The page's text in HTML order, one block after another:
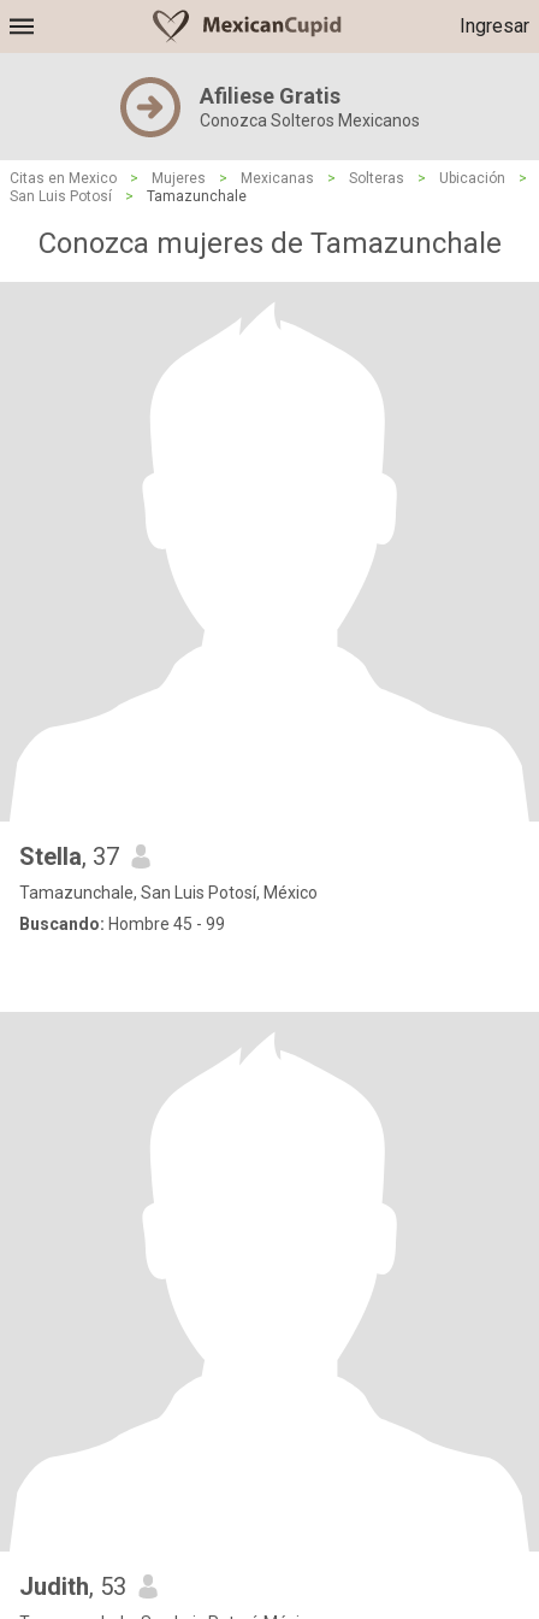
Ingresar
Afiliese Gratis
Conozca Solteros Mexicanos
Citas en Mexico > Mujeres > Mexicanas > Solteras > Ubicación
>
San Luis Potosí
> Tamazunchale
Conozca mujeres de Tamazunchale
Stella, 37
Tamazunchale, San Luis Potosí, México
Buscando: Hombre 45 - 99
Judith, 53